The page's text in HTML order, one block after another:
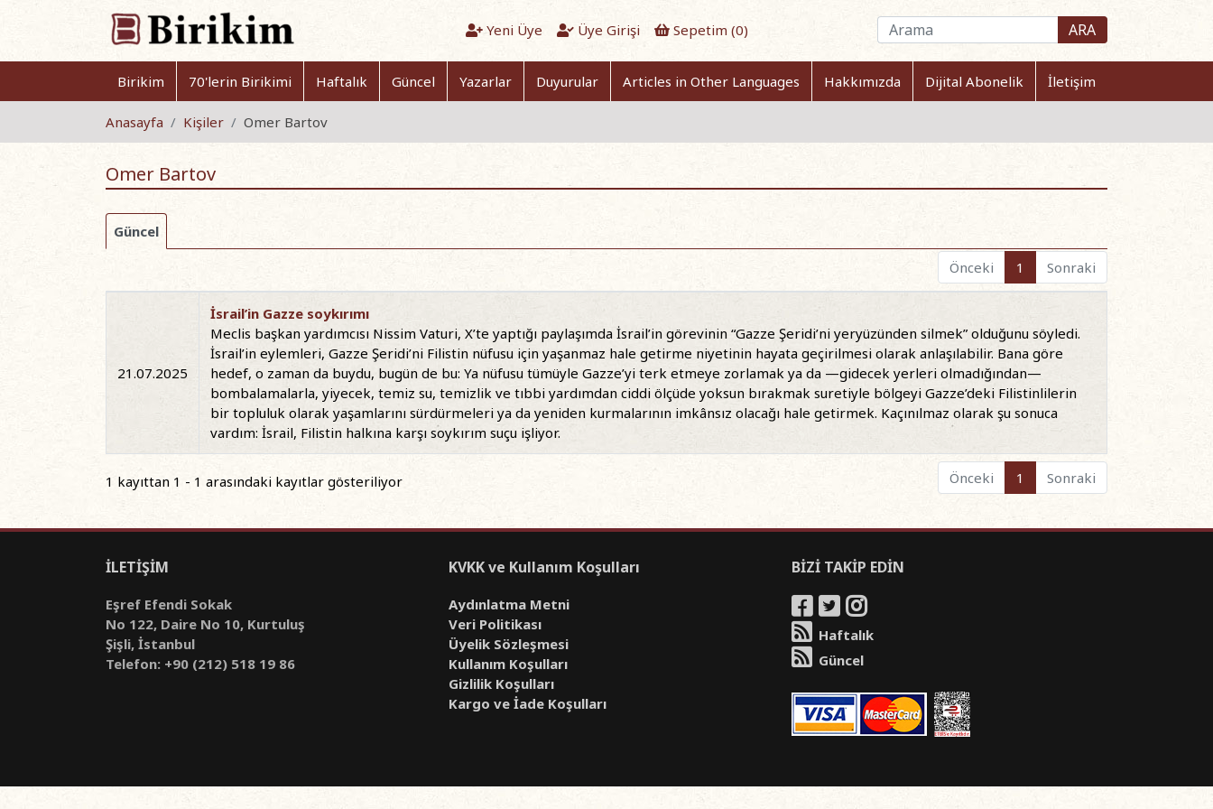
Yeni Üye Üye Girişi Sepetim (0) ARA
Birikim 70'lerin Birikimi Haftalık Güncel Yazarlar Duyurular Articles in Other Languages Hakkımızda Dijital Abonelik İletişim
Anasayfa Kişiler Omer Bartov
Omer Bartov
Güncel
Önceki
1 Sonraki
21.07.2025
İsrail’in Gazze soykırımı
Meclis başkan yardımcısı Nissim Vaturi, X’te yaptığı paylaşımda İsrail’in görevinin “Gazze Şeridi’ni yeryüzünden silmek” olduğunu söyledi.
İsrail’in eylemleri, Gazze Şeridi’ni Filistin nüfusu için yaşanmaz hale getirme niyetinin hayata geçirilmesi olarak anlaşılabilir. Bana göre
hedef, o zaman da buydu, bugün de bu: Ya nüfusu tümüyle Gazze’yi terk etmeye zorlamak ya da —gidecek yerleri olmadığından—
bombalamalarla, yiyecek, temiz su, temizlik ve tıbbi yardımdan ciddi ölçüde yoksun bırakmak suretiyle bölgeyi Gazze’deki Filistinlilerin
bir topluluk olarak yaşamlarını sürdürmeleri ya da yeniden kurmalarının imkânsız olacağı hale getirmek. Kaçınılmaz olarak şu sonuca
vardım: İsrail, Filistin halkına karşı soykırım suçu işliyor.
1 kayıttan 1 - 1 arasındaki kayıtlar gösteriliyor Önceki 1 Sonraki
İLETİŞİM
Eşref Efendi Sokak
No 122, Daire No 10, Kurtuluş
Şişli, İstanbul
Telefon: +90 (212) 518 19 86
KVKK ve Kullanım Koşulları
Aydınlatma Metni
Veri Politikası
Üyelik Sözleşmesi
Kullanım Koşulları
Gizlilik Koşulları
Kargo ve İade Koşulları
BİZİ TAKİP EDİN
Haftalık
Güncel